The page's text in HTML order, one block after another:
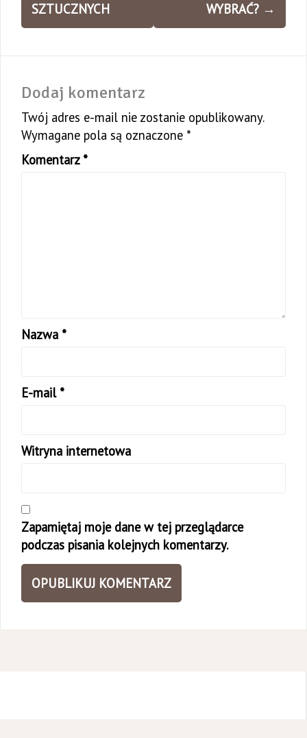
SZTUCZNYCH
WYBRAĆ? →
Dodaj komentarz
Twój adres e-mail nie zostanie opublikowany.
Wymagane pola są oznaczone *
Komentarz *
Nazwa *
E-mail *
Witryna internetowa
Zapamiętaj moje dane w tej przeglądarce
podczas pisania kolejnych komentarzy.